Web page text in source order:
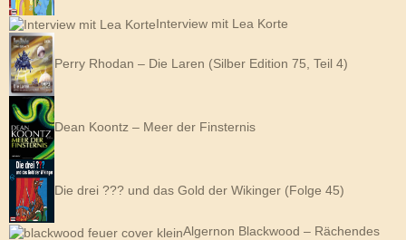
Interview mit Lea Korte
Perry Rhodan – Die Laren (Silber Edition 75, Teil 4)
Dean Koontz – Meer der Finsternis
Die drei ??? und das Gold der Wikinger (Folge 45)
Algernon Blackwood – Rächendes